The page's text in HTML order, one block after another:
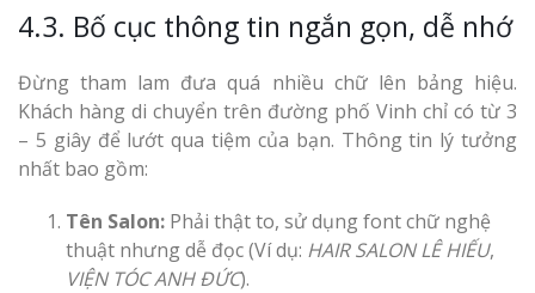
4.3. Bố cục thông tin ngắn gọn, dễ nhớ
Đừng tham lam đưa quá nhiều chữ lên bảng hiệu.
Khách hàng di chuyển trên đường phố Vinh chỉ có từ 3
– 5 giây để lướt qua tiệm của bạn. Thông tin lý tưởng
nhất bao gồm:
Tên Salon: Phải thật to, sử dụng font chữ nghệ
thuật nhưng dễ đọc (Ví dụ: HAIR SALON LÊ HIẾU,
VIỆN TÓC ANH ĐỨC).